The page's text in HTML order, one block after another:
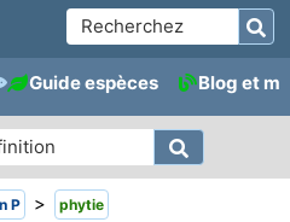
Guide espèces Blog et
P > phytie